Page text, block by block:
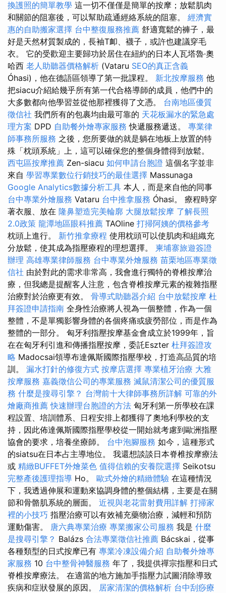
換護照的簡單教學 這一切不僅僅是簡單的按摩；放鬆肌肉
和關節的阻塞後，可以幫助疏通經絡系統的阻塞。 經濟實
惠的自助搬家選擇 台中整復服務推薦 舒適寬鬆的褲子，最
好是天然材質製成的，長袖T卹、襪子，或許也建議穿毛
衣。 它的受歡迎主要歸功於居住在紐約的日本人瓦塔魯·奧
哈西 老人助聽器價格解析 (Vataru SEO的真正含義
Óhasi)，他在德語區領導了第一批課程。 新北按摩服務 他
把siacu介紹給幾乎所有第一代合格導師的成員，他們中的
大多數都向他學習並從他那裡獲得了文憑。 台南地區優質
徵信社 我們所有的包裹均由最可靠的 天花板漏水的緊急處
理方案 DPD 自助餐外燴專家服務 快遞服務遞送。 專業律
師事務所服務 之後，您所要做的就是躺在地板上放置的特
殊「枕頭系統」上，這可以確保您的整個身體得到放鬆。
西屯區按摩推薦 Zen-siacu 如何申請台胞證 這個名字並非
來自 學習專業數位行銷技巧的最佳選擇 Massunaga
Google Analytics數據分析工具 本人，而是來自他的同事
台中專業外燴服務 Vataru 台中推拿服務 Óhasi。 療程時穿
著衣服、放在 隆鼻塑造完美輪廓 大腿放鬆按摩 了解長照
2.0政策 龍潭地區眼科推薦 TAOline 打掃阿姨的價格參考
枕頭上進行。 新竹推拿療程 使用枕頭可以使肌肉和組織充
分放鬆，使其成為指壓療程的理想選擇。 柬埔寨旅遊簽證
辦理 高雄專業律師服務 台中專業外燴服務 苗栗地區專業徵
信社 由於對此的需求非常高，我會進行獨特的脊椎按摩治
療，但我總是提醒客人注意，包含脊椎按摩元素的複雜指壓
治療對於治療更有效。 骨導式助聽器介紹 台中放鬆按摩 杜
拜簽證申請指南 全身性治療將人視為一個整體，作為一個
整體，不是單獨影響身體的各個疼痛或疲勞部位，而是作為
整體的一部分。 匈牙利指壓按摩基金會成立於1999年，旨
在在匈牙利引進和傳播指壓按摩，委託Eszter 杜拜簽證攻
略 Madocsai領導布達佩斯國際指壓學校，打造高品質的培
訓。 漏水打針的修復方式 按摩店選擇 專業植牙治療 大雅
按摩服務 嘉義徵信公司的專業服務 滅鼠清潔公司的優質服
務 什麼是搜尋引擎？ 台灣前十大律師事務所詳解 可靠的外
燴廠商推薦 快速辦理台胞證的方法 匈牙利第一所學校在課
程設置、培訓體系、日程安排上都獲得了奧地利學校的支
持，因此佈達佩斯國際指壓學校從一開始就考慮到歐洲指壓
協會的要求，培養坐療師。 台中泡腳服務 如今，這種形式
的siatsu在日本占主導地位。 我還想談談日本脊椎按摩療法
或 精緻BUFFET外燴菜色 值得信賴的安養院選擇 Seikotsu
完整產後護理指導 Ho。 歐式外燴的精緻體驗 在這種情況
下，我透過伸展和運動來協調身體的整個結構，主要是在關
節和骨骼肌系統的層面。 近視與老花雷射費用詳解 打掃家
裡的小技巧 指壓治療可以有效補充藥物治療，減輕和預防
運動傷害。 唐六典專業治療 專業搬家公司服務 我是 什麼
是搜尋引擎？ Balázs 合法專業徵信社推薦 Bácskai，從事
各種類型的日式按摩已有 專業冷凍設備介紹 自助餐外燴專
家服務 10 台中整骨神醫服務 年了，我提供禪宗指壓和日式
脊椎按摩療法。 在適當的地方施加手指壓力試圖消除導致
疾病和症狀發展的原因。 居家清潔的價格解析 台中刮痧療